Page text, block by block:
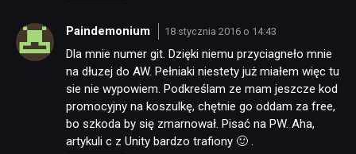
Paindemonium 18 stycznia 2016 o 14:43
Dla mnie numer git. Dzięki niemu przyciagneło mnie
na dłuzej do AW. Pełniaki niestety już miałem więc tu
sie nie wypowiem. Podkreślam ze mam jeszcze kod
promocyjny na koszulkę, chętnie go oddam za free,
bo szkoda by się zmarnował. Pisać na PW. Aha,
artykuli c z Unity bardzo trafiony 🙂 .